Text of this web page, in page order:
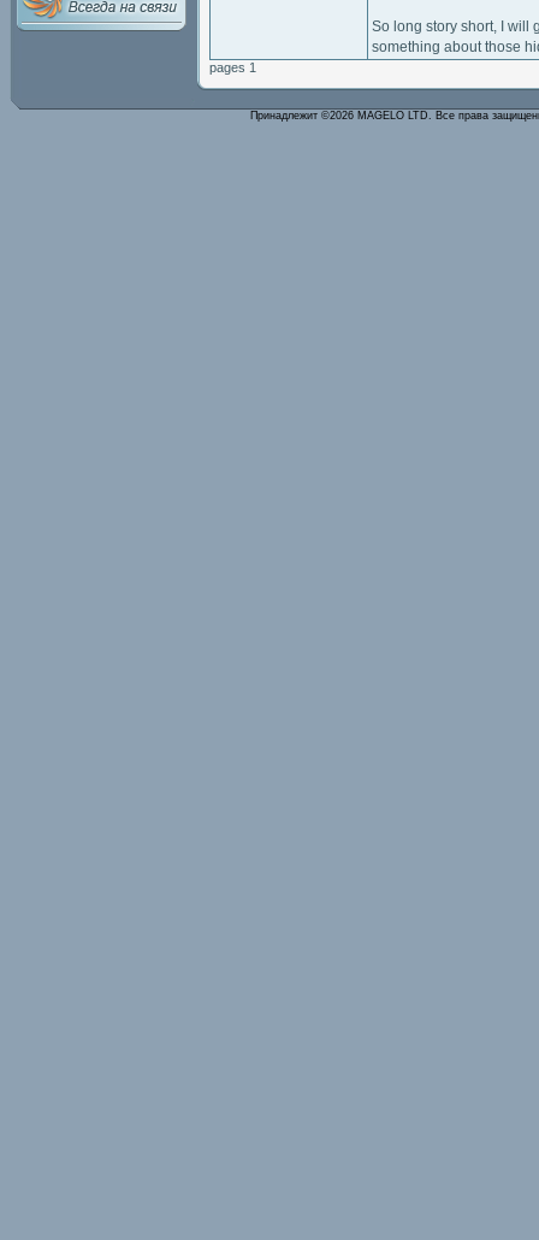
So long story short, I will
something about those
pages 1
Принадлежит ©2026 MAGELO LTD. Все права